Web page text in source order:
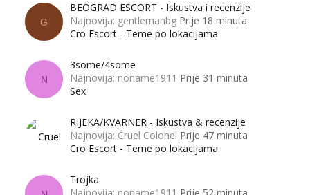
G
BEOGRAD ESCORT - Iskustva i recenzije
Najnovija: gentlemanbg Prije 18 minuta
Cro Escort - Teme po lokacijama
N
3some/4some
Najnovija: noname1911 Prije 31 minuta
Sex
RIJEKA/KVARNER - Iskustva & recenzije
Najnovija: Cruel Colonel Prije 47 minuta
Cro Escort - Teme po lokacijama
Trojka